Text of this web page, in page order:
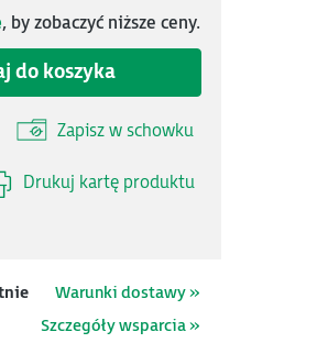
, by zobaczyć niższe ceny.
do koszyka
Zapisz w schowku
Drukuj kartę produktu
Warunki dostawy »
Szczegóły wsparcia »